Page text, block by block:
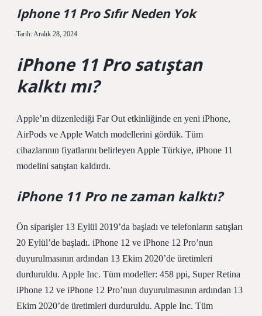
Iphone 11 Pro Sıfır Neden Yok
Tarih: Aralık 28, 2024
iPhone 11 Pro satıştan
kalktı mı?
Apple’ın düzenlediği Far Out etkinliğinde en yeni iPhone,
AirPods ve Apple Watch modellerini gördük. Tüm
cihazlarının fiyatlarını belirleyen Apple Türkiye, iPhone 11
modelini satıştan kaldırdı.
iPhone 11 Pro ne zaman kalktı?
Ön siparişler 13 Eylül 2019’da başladı ve telefonların satışları
20 Eylül’de başladı. iPhone 12 ve iPhone 12 Pro’nun
duyurulmasının ardından 13 Ekim 2020’de üretimleri
durduruldu. Apple Inc. Tüm modeller: 458 ppi, Super Retina
iPhone 12 ve iPhone 12 Pro’nun duyurulmasının ardından 13
Ekim 2020’de üretimleri durduruldu. Apple Inc. Tüm